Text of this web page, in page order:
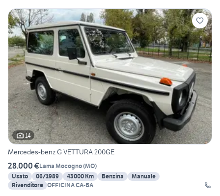
14
Mercedes-benz G VETTURA 200GE
28.000 €Lama Mocogno(MO)
Usato
06/1989 43000 Km Benzina
Manuale
Rivenditore OFFICINA CA-BA